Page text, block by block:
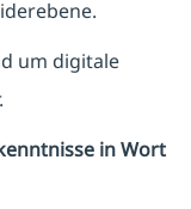
um digitale
in Wort